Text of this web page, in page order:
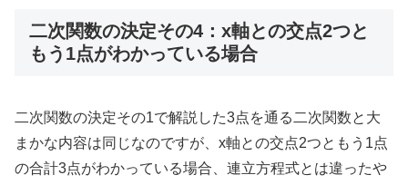
二次関数の決定その4：x軸との交点2つと
もう1点がわかっている場合
二次関数の決定その1で解説した3点を通る二次関数と大
まかな内容は同じなのですが、x軸との交点2つともう1点
の合計3点がわかっている場合、連立方程式とは違ったや